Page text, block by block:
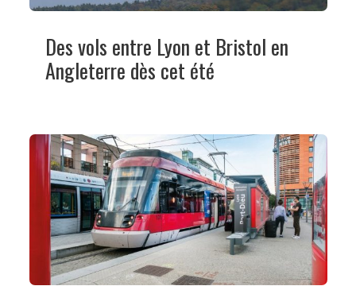
Des vols entre Lyon et Bristol en
Angleterre dès cet été